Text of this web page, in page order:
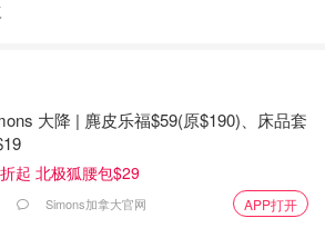
大降 | 麂皮乐福$59(原$190)、床品套
起 北极狐腰包$29
Simons加拿大官网 APP打开